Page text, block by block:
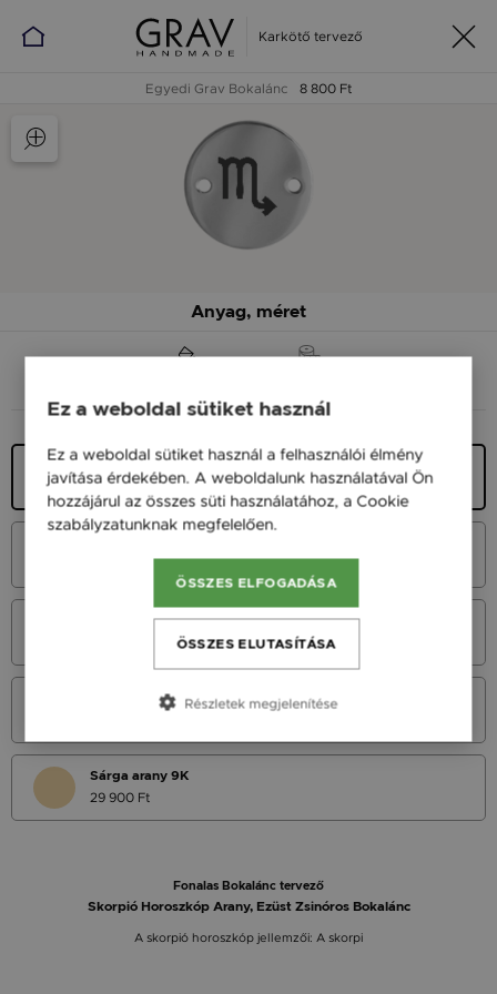
Karkötő tervező
Egyedi Grav Bokalánc 8 800 Ft
Anyag, méret
Ezüst 925
9 900 Ft
Vörös arany 14K
Sárga arany 14K
Sárga arany 9K
29 900 Ft
Fonalas Bokalánc tervező
Skorpió Horoszkóp Arany, Ezüst Zsinóros Bokalánc
A skorpió horoszkóp jellemzői: A skorpi
Ez a weboldal sütiket használ
Ez a weboldal sütiket használ a felhasználói élmény
javítása érdekében. A weboldalunk használatával Ön
hozzájárul az összes süti használatához, a Cookie
szabályzatunknak megfelelően.
ÖSSZES ELFOGADÁSA
ÖSSZES ELUTASÍTÁSA
Részletek megjelenítése